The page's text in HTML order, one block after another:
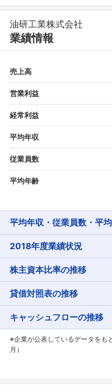
油研工業株式会社
業績情報
売上高
営業利益
経常利益
平均年収
従業員数
平均年齢
平均年収・従業員数・平
2018年度業績状況
株主資本比率の推移
貸借対照表の推移
キャッシュフローの推移
※企業が公表しているデータをも
月）